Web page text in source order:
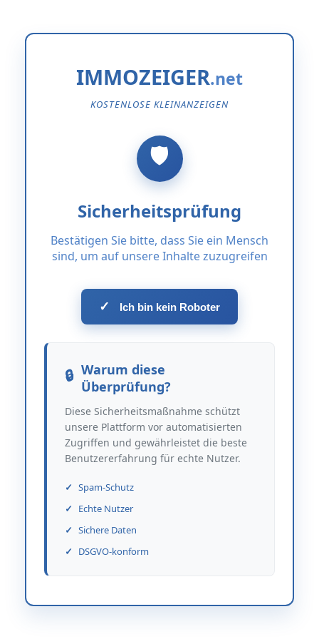
IMMOZEIGER
KOSTENLOSE KLEINANZEIGEN
Sicherheitsprüfung
Bestätigen Sie bitte, dass Sie ein Mensch
sind, um auf unsere Inhalte zuzugreifen
✓ Ich bin kein Roboter
Warum diese
Überprüfung?
Diese Sicherheitsmaßnahme schützt
unsere Plattform vor automatisierten
Zugriffen und gewährleistet die beste
Benutzererfahrung für echte Nutzer.
Spam-Schutz
Echte Nutzer
Sichere Daten
DSGVO-konform